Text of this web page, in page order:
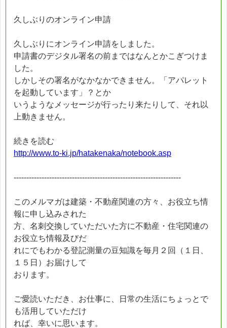
久しぶりのオンライン申請
久しぶりにオンライン申請をしました。
申請書のデジタル署名の前まではなんとかこぎつけま
した。
しかしその署名がなかなかできません。「アパレット
を起動しています」？とか
いうようなメッセージが行ったり来たりして、それ以
上動きません。
続きを読む
http://www.to-ki.jp/hatakenaka/notebook.asp
------------------------------------------------------------------
このメルマガは建築・不動産関連の方々、お役立ち情
報に申し込みされた
方、名刺交換していただいた方に不動産・住宅関連の
お役立ち情報及びだ
れにでもわかる登記測量の豆知識を毎月２回（１日、
１５日）お届けして
おります。
ご愛読いただき、お仕事に、日常の生活にちょっとで
も活用していただけ
れば、幸いに思います。